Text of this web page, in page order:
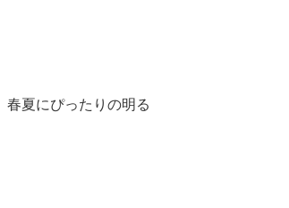
春夏にぴったりの明る